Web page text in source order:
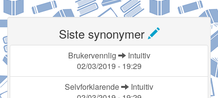
Siste synonymer
Brukervennlig
Intuitiv
02/03/2019 - 19:29
Selvforklarende
Intuitiv